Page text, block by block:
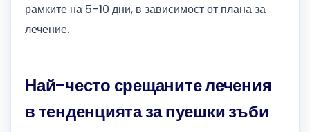
рамките на 5-10 дни, в зависимост от плана за
лечение.
Най-често срещаните лечения
в тенденцията за пуешки зъби